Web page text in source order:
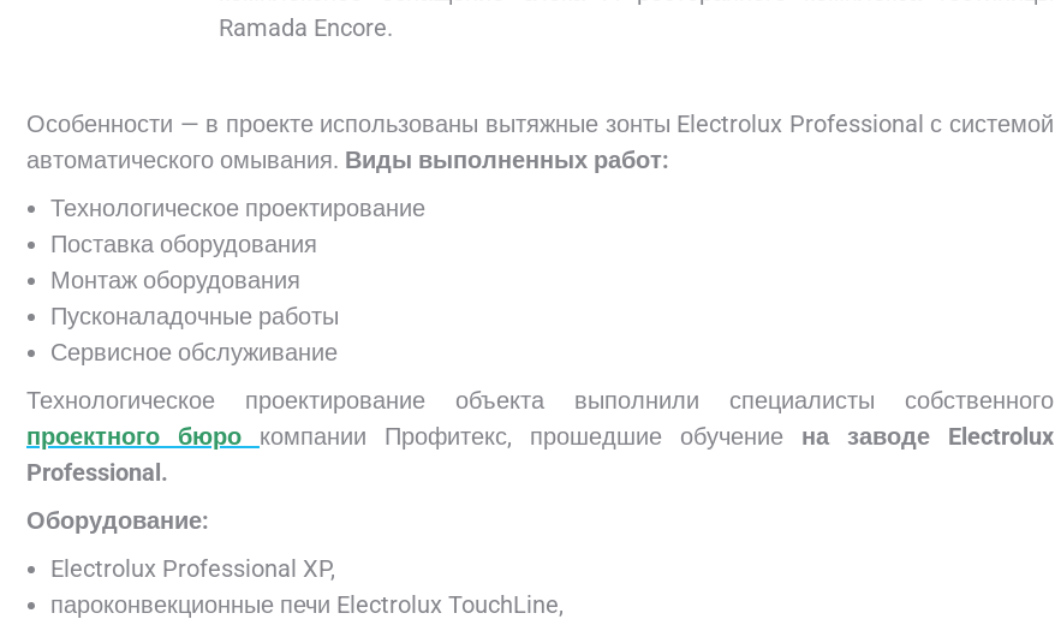
Ramada Encore.
Особенности — в проекте использованы вытяжные зонты Electrolux Professional с системой
автоматического омывания. Виды выполненных работ:
Технологическое проектирование
Поставка оборудования
Монтаж оборудования
Пусконаладочные работы
Сервисное обслуживание
Технологическое проектирование объекта выполнили специалисты собственного
проектного бюро компании Профитекс, прошедшие обучение на заводе Electrolux
Professional.
Оборудование:
Electrolux Professional XP,
пароконвекционные печи Electrolux TouchLine,